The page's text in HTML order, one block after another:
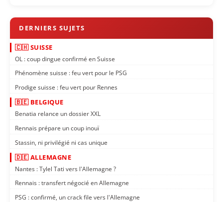
🇨🇭 SUISSE
OL : coup dingue confirmé en Suisse
Phénomène suisse : feu vert pour le PSG
Prodige suisse : feu vert pour Rennes
🇧🇪 BELGIQUE
Benatia relance un dossier XXL
Rennais prépare un coup inouï
Stassin, ni privilégié ni cas unique
🇩🇪 ALLEMAGNE
Nantes : Tylel Tati vers l'Allemagne ?
Rennais : transfert négocié en Allemagne
PSG : confirmé, un crack file vers l'Allemagne